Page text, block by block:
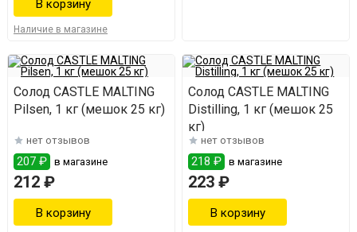
Наличие в магазине
Солод CASTLE MALTING
Pilsen, 1 кг (мешок 25 кг)
нет отзывов
207 ₽ в магазине
212 ₽
Солод CASTLE MALTING
Distilling, 1 кг (мешок 25
кг)
нет отзывов
218 ₽ в магазине
223 ₽